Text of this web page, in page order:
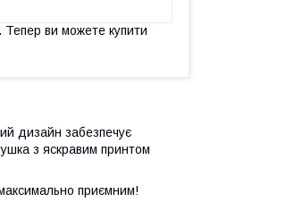
Тепер ви можете купити
дизайн забезпечує
з яскравим принтом
приємним!